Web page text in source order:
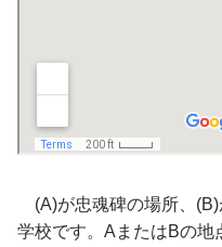
(A)が忠魂碑の場所、(B)
学校です。AまたはBの地